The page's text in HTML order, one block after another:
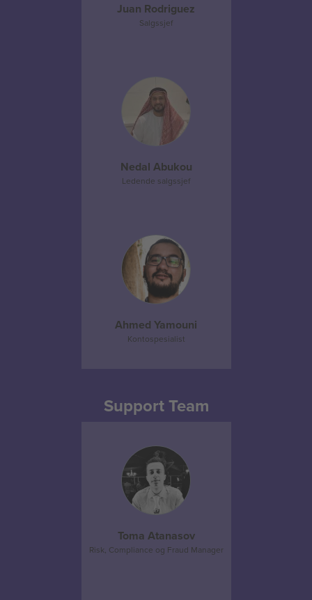
Juan Rodriguez
Salgssjef
Nedal Abukou
Ledende salgssjef
Ahmed Yamouni
Kontospesialist
Support Team
Toma Atanasov
Risk, Compliance og Fraud Manager